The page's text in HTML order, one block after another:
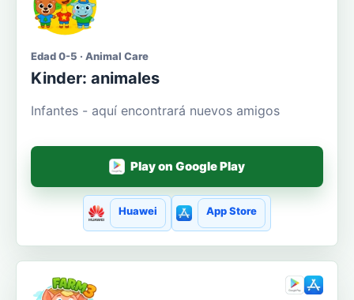
Edad 0-5 · Animal Care
Kinder: animales
Infantes - aquí encontrará nuevos amigos
Play on Google Play
Huawei App Store